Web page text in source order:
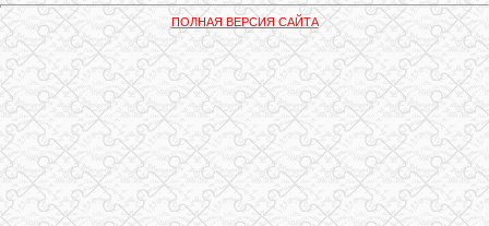
ПОЛНАЯ ВЕРСИЯ САЙТА